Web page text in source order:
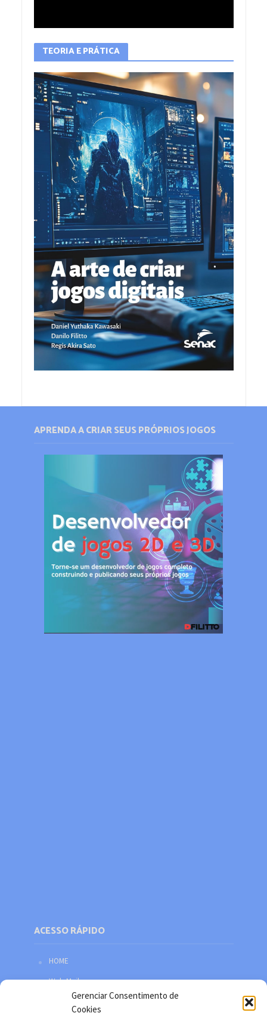
Gerenciar Consentimento de
Cookies
TEORIA E PRÁTICA
APRENDA A CRIAR SEUS PRÓPRIOS JOGOS
ACESSO RÁPIDO
HOME
Web Mail
Política de privacidade